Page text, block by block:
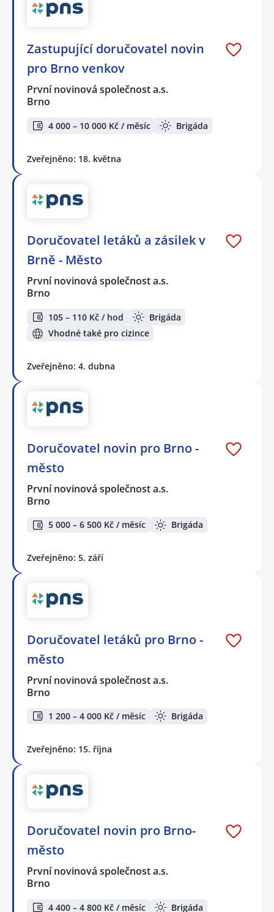
Zastupující doručovatel novin
pro Brno venkov
První novinová společnost a.s.
Brno
4 000 – 10 000 Kč / měsíc Brigáda
Zveřejněno: 18. května
Doručovatel letáků a zásilek v
Brně - Město
První novinová společnost a.s.
Brno
105 – 110 Kč / hod
Brigáda
Vhodné také pro cizince
Zveřejněno: 4. dubna
Doručovatel novin pro Brno -
město
První novinová společnost a.s.
Brno
5 000 – 6 500 Kč / měsíc Brigáda
Zveřejněno: 5. září
Doručovatel letáků pro Brno -
město
První novinová společnost a.s.
Brno
1 200 – 4 000 Kč / měsíc Brigáda
Zveřejněno: 15. října
Doručovatel novin pro Brno-
město
První novinová společnost a.s.
Brno
4 400 – 4 800 Kč / měsíc Brigáda